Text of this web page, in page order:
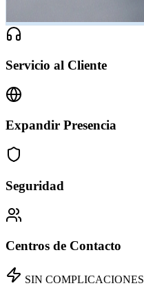
Servicio al Cliente
Expandir Presencia
Seguridad
Centros de Contacto
SIN COMPLICACIONES